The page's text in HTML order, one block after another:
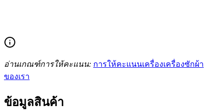
อ่านเกณฑ์การให้คะแนน: การให้คะแนนเครื่องเครื่องซักผ้า
ของเรา
ข้อมูลสินค้า